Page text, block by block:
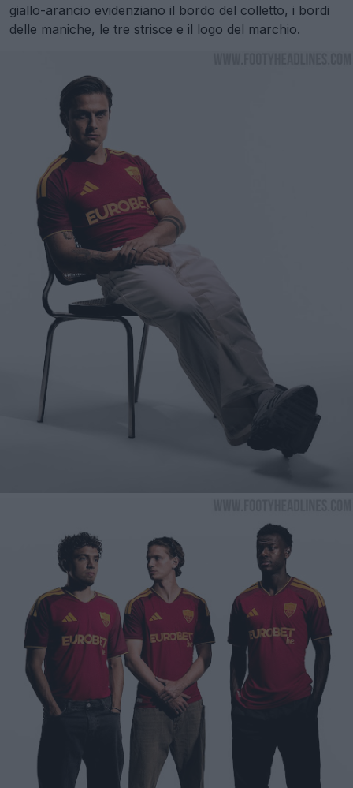
giallo-arancio evidenziano il bordo del colletto, i bordi
delle maniche, le tre strisce e il logo del marchio.